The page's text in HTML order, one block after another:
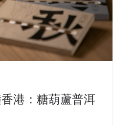
港：糖葫蘆普洱